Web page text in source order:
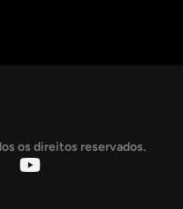
os direitos reservados.